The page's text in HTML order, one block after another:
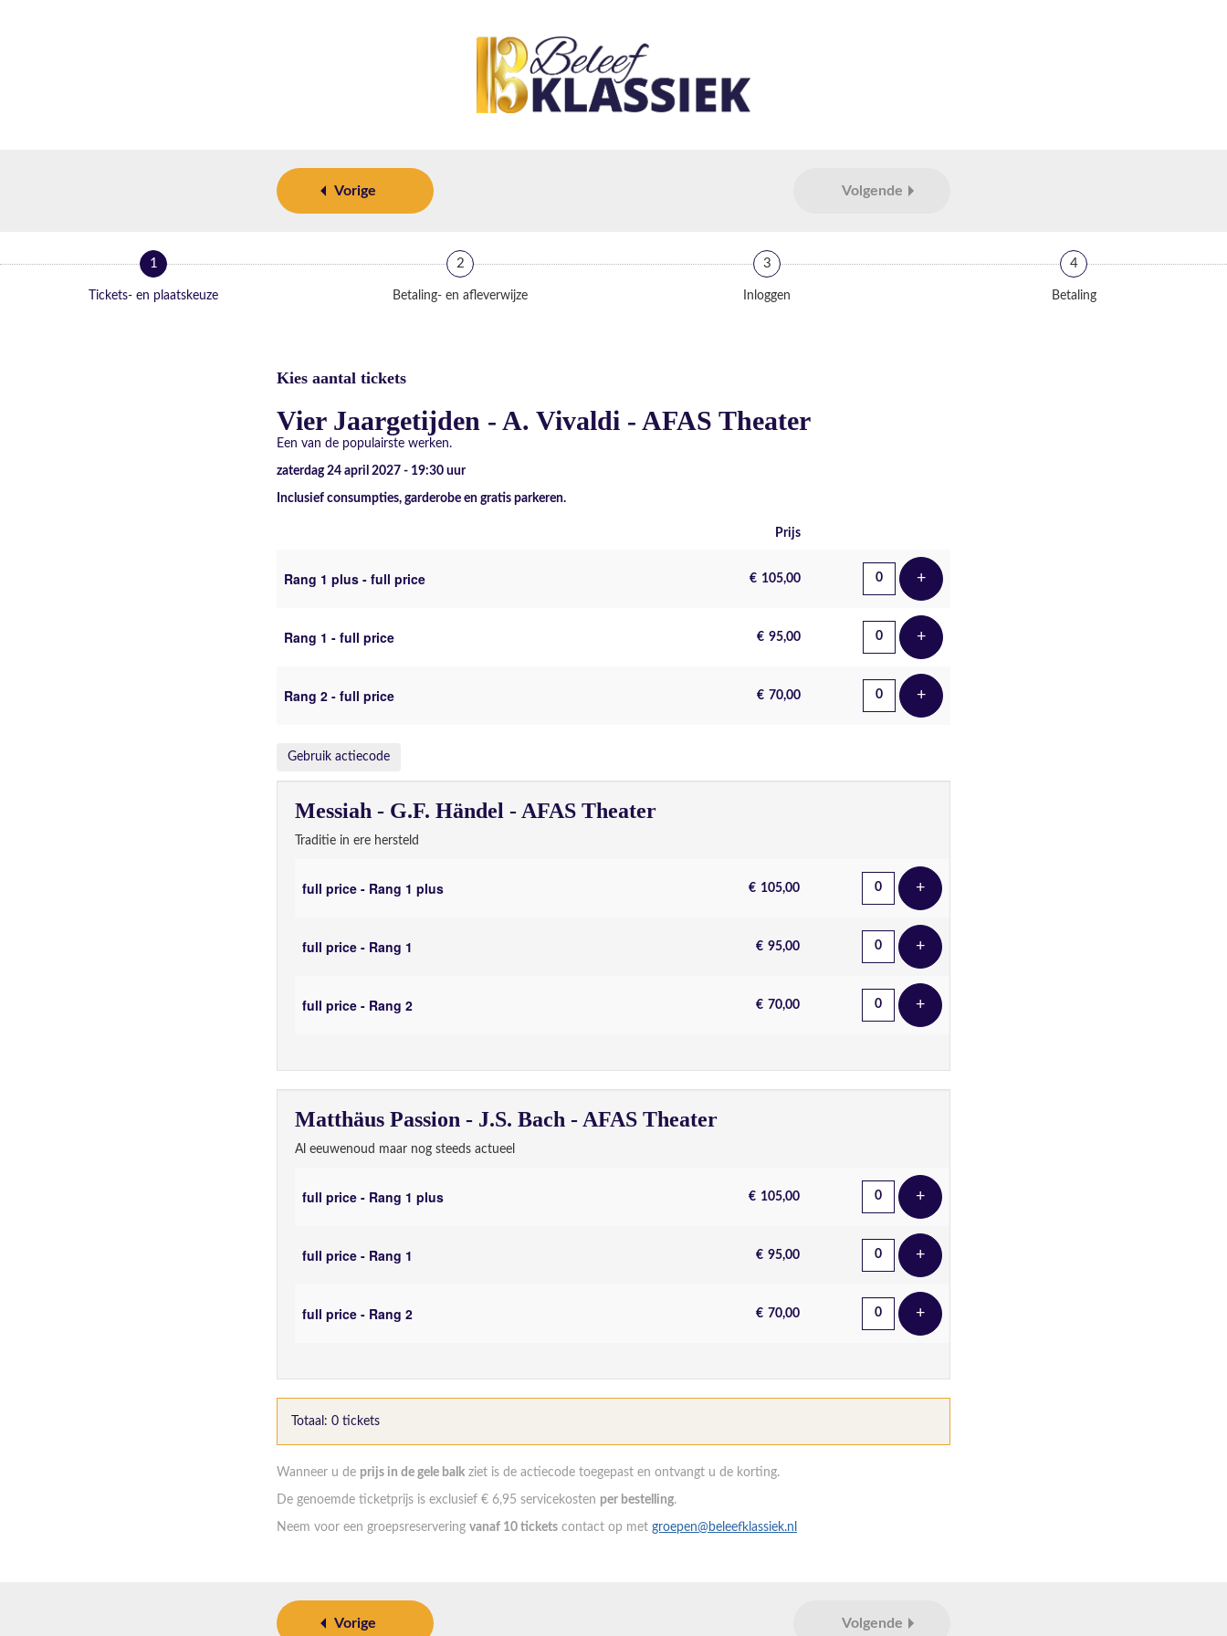
Vorige Volgende
1
Tickets- en plaatskeuze
2
Betaling- en afleverwijze
3
Inloggen
4
Betaling
Kies aantal tickets
Vier Jaargetijden - A. Vivaldi - AFAS Theater
Een van de populairste werken.
zaterdag 24 april 2027 - 19:30 uur
Inclusief consumpties, garderobe en gratis parkeren.
Prijs
Rang 1 plus - full price € 105,00 +Voeg ticket toe
Rang 1 - full price € 95,00 +Voeg ticket toe
Rang 2 - full price € 70,00 +Voeg ticket toe
Gebruik actiecode
Messiah - G.F. Händel - AFAS Theater
Traditie in ere hersteld
full price - Rang 1 plus € 105,00 +Voeg ticket toe
full price - Rang 1 € 95,00 +Voeg ticket toe
full price - Rang 2 € 70,00 +Voeg ticket toe
Matthäus Passion - J.S. Bach - AFAS Theater
Al eeuwenoud maar nog steeds actueel
full price - Rang 1 plus € 105,00 +Voeg ticket toe
full price - Rang 1 € 95,00 +Voeg ticket toe
full price - Rang 2 € 70,00 +Voeg ticket toe
Totaal: 0 tickets
Wanneer u de prijs in de gele balk ziet is de actiecode toegepast en ontvangt u de korting.
De genoemde ticketprijs is exclusief € 6,95 servicekosten per bestelling.
Neem voor een groepsreservering vanaf 10 tickets contact op met groepen@beleefklassiek.nl
Vorige Volgende